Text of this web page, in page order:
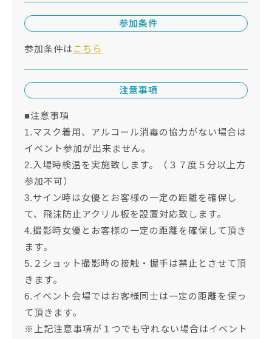
参加条件
参加条件は こちら
注意事項
■注意事項
1.マスク着用、アルコール消毒の協力がない場合は
イベント参加が出来ません。
2.入場時検温を実施致します。（３７度５分以上方
参加不可）
3.サイン時は女優とお客様の一定の距離を確保し
て、飛沫防止アクリル板を設置対応致します。
4.撮影時女優とお客様の一定の距離を確保して頂き
ます。
5.２ショット撮影時の接触・握手は禁止とさせて頂
きます。
6.イベント会場ではお客様同士は一定の距離を保っ
て頂きます。
※上記注意事項が１つでも守れない場合はイベント